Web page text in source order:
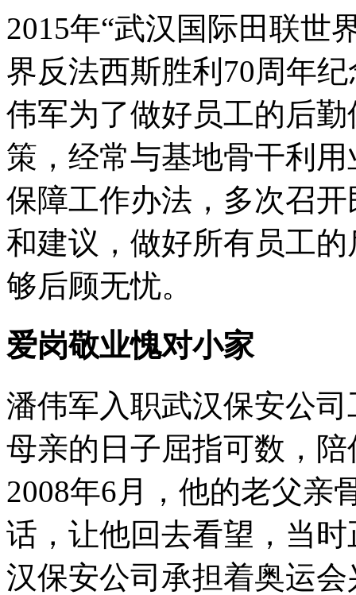
2015年“武汉国际田联世
界反法西斯胜利70周年
伟军为了做好员工的后
策，经常与基地骨干利
保障工作办法，多次召
和建议，做好所有员工
够后顾无忧。
爱岗敬业愧对小家
潘伟军入职武汉保安公
母亲的日子屈指可数，
2008年6月，他的老父亲
话，让他回去看望，当
汉保安公司承担着奥运